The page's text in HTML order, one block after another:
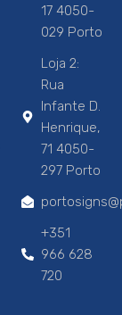
17 4050-
029 Porto
Loja 2:
Rua
Infante D.
Henrique,
71 4050-
297 Porto
+351
966 628
720